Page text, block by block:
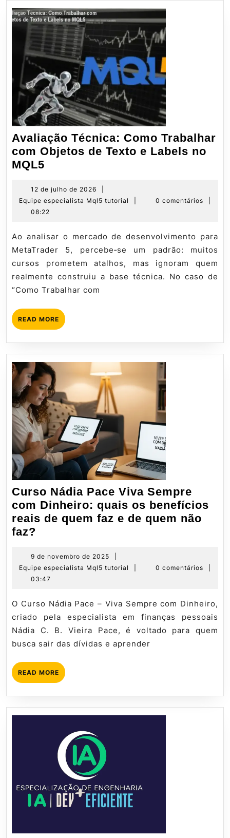
Avaliação Técnica: Como Trabalhar
com Objetos de Texto e Labels no
MQL5
Como
Trabalhar
com
Objetos
de
Texto
e
Labels
no
MQL5
12 de julho de 2026
de
2026
Equipe especialista Mql5 tutorial
tutorial
0 comentários
08:22
Ao analisar o mercado de desenvolvimento para
MetaTrader 5, percebe‑se um padrão: muitos
cursos prometem atalhos, mas ignoram quem
realmente construiu a base técnica. No caso de
“Como Trabalhar com
READ MORE READ
MORE
Curso Nádia Pace Viva Sempre
com Dinheiro: quais os benefícios
reais de quem faz e de quem não
faz?
Pace
Viva
Sempre
com
Dinheiro:
quais
os
benefícios
reais
de
faz
e
quem
9 de novembro de 2025
9
de
2025
Equipe especialista Mql5 tutorial
Equipe
tutorial
0 comentários
03:47
O Curso Nádia Pace – Viva Sempre com Dinheiro,
criado pela especialista em finanças pessoais
Nádia C. B. Vieira Pace, é voltado para quem
busca sair das dívidas e aprender
READ MORE READ
MORE